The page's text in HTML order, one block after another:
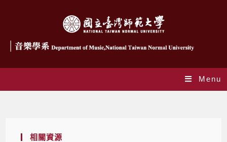
Menu
相關資源